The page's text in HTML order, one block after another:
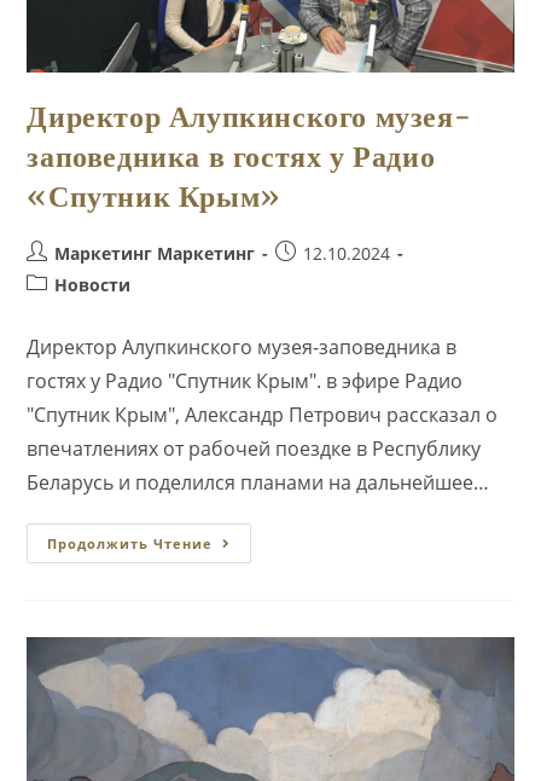
Директор Алупкинского музея-
заповедника в гостях у Радио
«Спутник Крым»
Автор
записи:
Маркетинг Маркетинг
Запись12.10.2024
Рубрика
Новости
Директор Алупкинского музея-заповедника в
гостях у Радио "Спутник Крым". в эфире Радио
"Спутник Крым", Александр Петрович рассказал о
впечатлениях от рабочей поездке в Республику
Беларусь и поделился планами на дальнейшее…
Продолжить Чтение Директор
Алупкинского
У